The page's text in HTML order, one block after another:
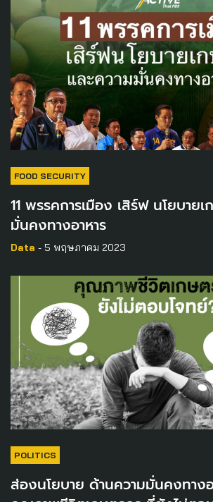
FOOD SECURITY
11 พรรคการเมือง เสิร์ฟ นโยบาย
มั่นคงทางอาหาร ​
Data - 5 พฤษภาคม 2023
POLITICS
ส่องนโยบาย ด้านความมั่นคงทาง